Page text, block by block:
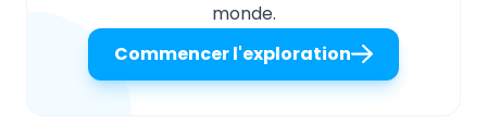
monde.
Commencer l'exploration